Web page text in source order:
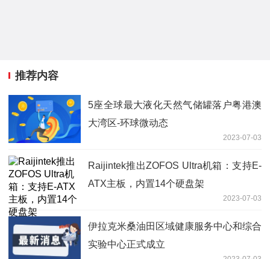
推荐内容
5座全球最大液化天然气储罐落户粤港澳
大湾区-环球微动态
2023-07-03
Raijintek推出ZOFOS Ultra机箱：支持E-
ATX主板，内置14个硬盘架
2023-07-03
伊拉克米桑油田区域健康服务中心和综合
实验中心正式成立